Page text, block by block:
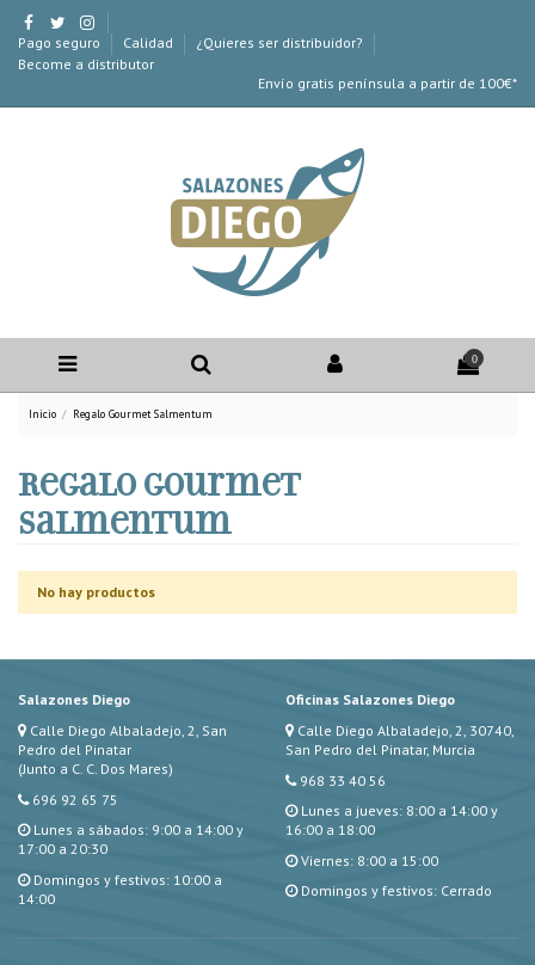
Pago seguro Calidad
¿Quieres ser distribuidor?
Become a distributor
Envío gratis península a partir de 100€*
0
Inicio Regalo Gourmet Salmentum
Regalo Gourmet
Salmentum
No hay productos
Salazones Diego
Calle Diego Albaladejo, 2, San
Pedro del Pinatar
(Junto a C. C. Dos Mares)
696 92 65 75
Lunes a sábados: 9:00 a 14:00 y
17:00 a 20:30
Domingos y festivos: 10:00 a
14:00
Oficinas Salazones Diego
Calle Diego Albaladejo, 2, 30740,
San Pedro del Pinatar, Murcia
968 33 40 56
Lunes a jueves: 8:00 a 14:00 y
16:00 a 18:00
Viernes: 8:00 a 15:00
Domingos y festivos: Cerrado